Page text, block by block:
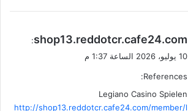
ي
ق
ل
shop13.reddotcr.cafe24.com
:
10 يوليو، 2026 الساعة 1:37 م
References:
Legiano Casino Spielen
http://shop13.reddotcr.cafe24.com/member/l